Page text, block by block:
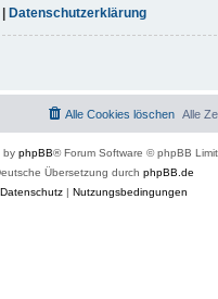
| Datenschutzerklärung
Alle
Alle Cookies löschen
by phpBB® Forum Software © phpBB
Übersetzung durch phpBB.de
Datenschutz| Nutzungsbedingungen